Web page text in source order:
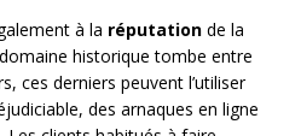
à la réputation de la
historique tombe entre
ces derniers peuvent l’utiliser
des arnaques en ligne